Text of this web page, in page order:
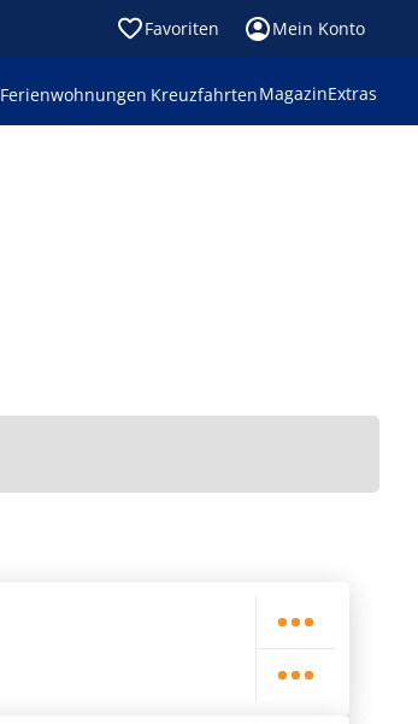
Favoriten Mein Konto
Ferienwohnungen KreuzfahrtenMagazinExtras